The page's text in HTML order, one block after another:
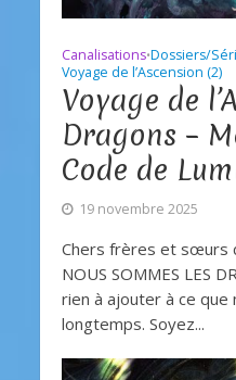
Canalisations•Dossiers/
Voyage de l’Ascension (2)
Voyage de
Dragons –
Code de
19 novembre 2025
Chers frères et sœurs
NOUS SOMMES LES
rien à ajouter à ce que
longtemps. Soyez...